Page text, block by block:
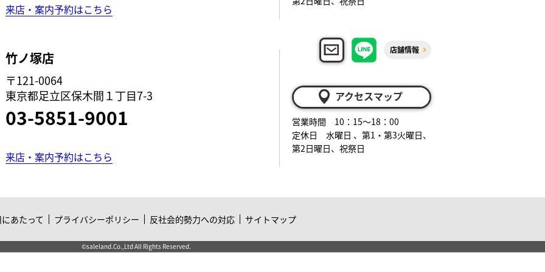
来店・案内予約はこちら
竹ノ塚店
〒121-0064
東京都足立区保木間１丁目7-3
03-5851-9001
来店・案内予約はこちら
店舗情報
アクセスマップ
営業時間 10：15～18：00
定休日 水曜日 、第1・第3火曜日、
第2日曜日、祝祭日
あたって プライバシーポリシー 反社会的勢力への対応 サイトマップ
©saleland.Co.,Ltd All Rights Reserved.